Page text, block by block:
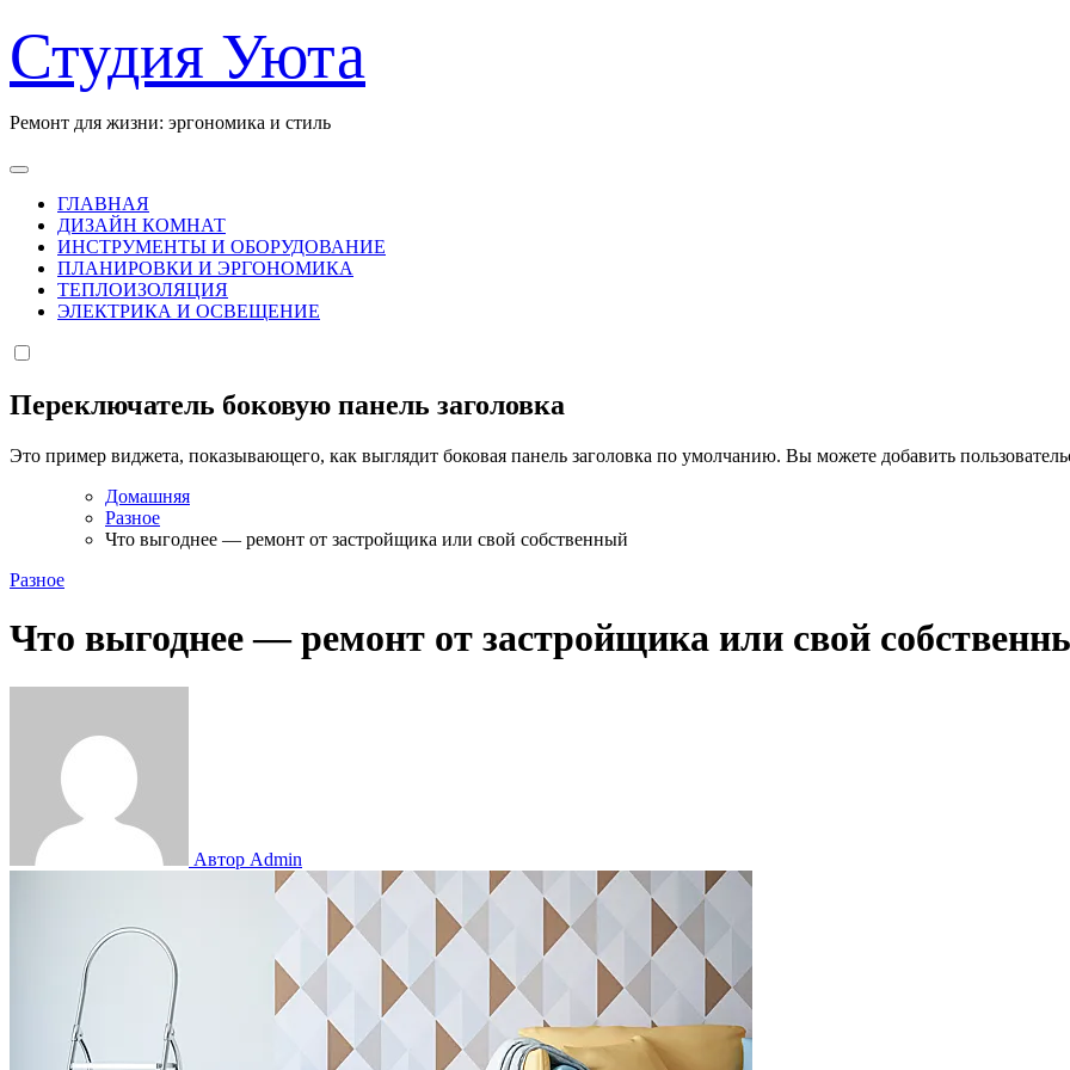
к
содержанию
Студия Уюта
Ремонт для жизни: эргономика и стиль
ГЛАВНАЯ
ДИЗАЙН КОМНАТ
ИНСТРУМЕНТЫ И ОБОРУДОВАНИЕ
ПЛАНИРОВКИ И ЭРГОНОМИКА
ТЕПЛОИЗОЛЯЦИЯ
ЭЛЕКТРИКА И ОСВЕЩЕНИЕ
Переключатель боковую панель заголовка
Это пример виджета, показывающего, как выглядит боковая панель заголовка по умолчанию. Вы можете добавить
Домашняя
Разное
Что выгоднее — ремонт от застройщика или свой собственный
Разное
Что выгоднее — ремонт от застройщика или свой
Автор Admin